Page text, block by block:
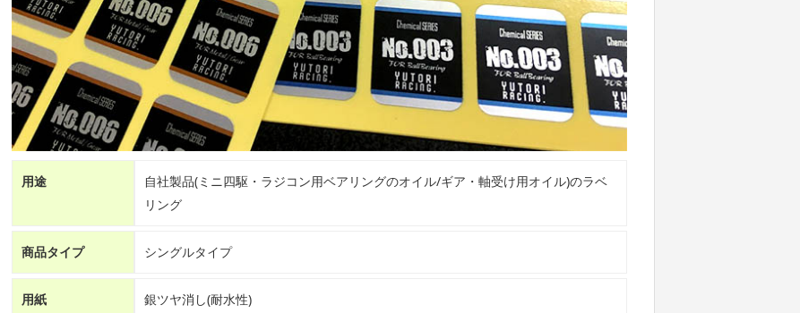
用途
自社製品(ミニ四駆・ラジコン用ベアリングのオイル/ギア・軸受け用オイル)のラベ
リング
商品タイプ シングルタイプ
用紙 銀ツヤ消し(耐水性)